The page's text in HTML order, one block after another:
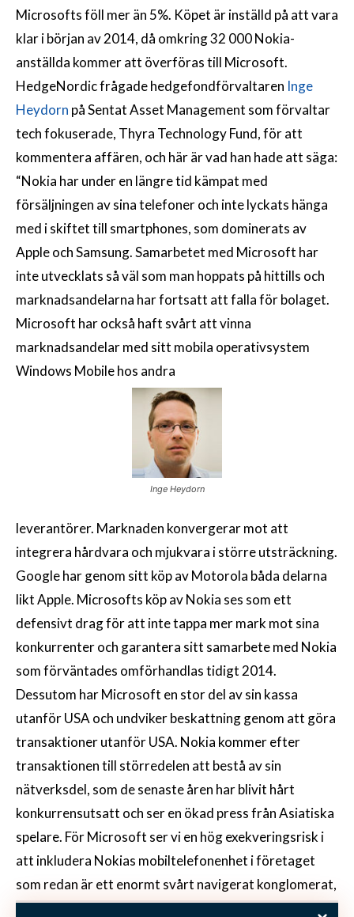
Microsofts föll mer än 5%. Köpet är inställd på att vara
klar i början av 2014, då omkring 32 000 Nokia-
anställda kommer att överföras till Microsoft.
HedgeNordic frågade hedgefondförvaltaren Inge
Heydorn på Sentat Asset Management som förvaltar
tech fokuserade, Thyra Technology Fund, för att
kommentera affären, och här är vad han hade att säga:
“Nokia har under en längre tid kämpat med
försäljningen av sina telefoner och inte lyckats hänga
med i skiftet till smartphones, som dominerats av
Apple och Samsung. Samarbetet med Microsoft har
inte utvecklats så väl som man hoppats på hittills och
marknadsandelarna har fortsatt att falla för bolaget.
Microsoft har också haft svårt att vinna
marknadsandelar med sitt mobila operativsystem
Windows Mobile hos andra
Inge Heydorn
leverantörer. Marknaden konvergerar mot att
integrera hårdvara och mjukvara i större utsträckning.
Google har genom sitt köp av Motorola båda delarna
likt Apple. Microsofts köp av Nokia ses som ett
defensivt drag för att inte tappa mer mark mot sina
konkurrenter och garantera sitt samarbete med Nokia
som förväntades omförhandlas tidigt 2014.
Dessutom har Microsoft en stor del av sin kassa
utanför USA och undviker beskattning genom att göra
transaktioner utanför USA. Nokia kommer efter
transaktionen till störredelen att bestå av sin
nätverksdel, som de senaste åren har blivit hårt
konkurrensutsatt och ser en ökad press från Asiatiska
spelare. För Microsoft ser vi en hög exekveringsrisk i
att inkludera Nokias mobiltelefonenhet i företaget
som redan är ett enormt svårt navigerat konglomerat,
initialt tror vi att det kommer sätta press på